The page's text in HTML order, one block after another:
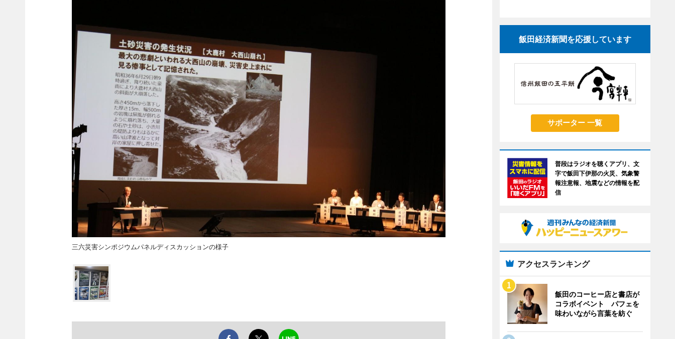
三六災害シンポジウムパネルディスカッションの様子
飯田経済新聞を応援しています
サポーター 一覧
普段はラジオを聴くアプリ、文
字で飯田下伊那の火災、気象警
報注意報、地震などの情報を配
信
アクセスランキング
飯田のコーヒー店と書店が
コラボイベント パフェを
味わいながら言葉を紡ぐ